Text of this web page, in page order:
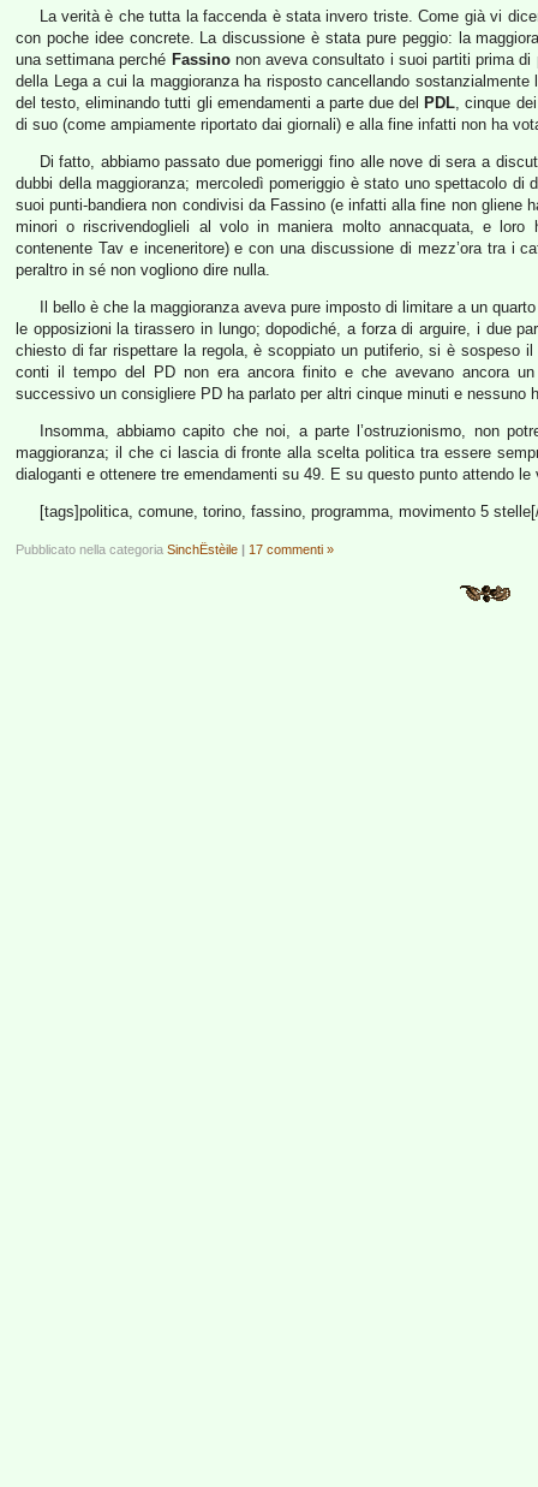
La verità è che tutta la faccenda è stata invero triste. Come già vi
con poche idee concrete. La discussione è stata pure peggio: la
una settimana perché Fassinonon aveva consultato i suoi partiti prima di
della Lega a cui la maggioranza ha risposto cancellando
del testo, eliminando tutti gli emendamenti a parte due del PDL, cinque
di suo (come ampiamente riportato dai giornali) e alla fine infatti non ha
Di fatto, abbiamo passato due pomeriggi fino alle nove di sera a
dubbi della maggioranza; mercoledì pomeriggio è stato uno spettacolo
suoi punti-bandiera non condivisi da Fassino (e infatti alla fine non gliene
minori o riscrivendoglieli al volo in maniera molto annacquata, e loro
contenente Tav e inceneritore) e con una discussione di mezz’ora tra i
peraltro in sé non vogliono dire nulla.
Il bello è che la maggioranza aveva pure imposto di limitare a un
le opposizioni la tirassero in lungo; dopodiché, a forza di arguire, i due
chiesto di far rispettare la regola, è scoppiato un putiferio, si è sospeso
conti il tempo del PD non era ancora finito e che avevano ancora
successivo un consigliere PD ha parlato per altri cinque minuti e nessuno
Insomma, abbiamo capito che noi, a parte l’ostruzionismo, non
maggioranza; il che ci lascia di fronte alla scelta politica tra essere
dialoganti e ottenere tre emendamenti su 49. E su questo punto attendo le
[tags]politica, comune, torino, fassino, programma, movimento 5
Pubblicato nella categoria SinchËstèile | 17 commenti »